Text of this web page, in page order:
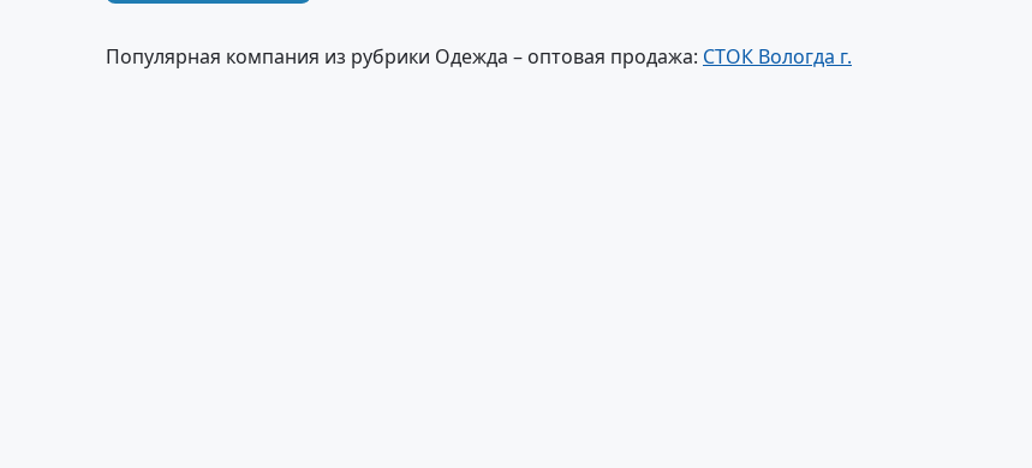
Популярная компания из рубрики Одежда – оптовая продажа: СТОК Вологда г.